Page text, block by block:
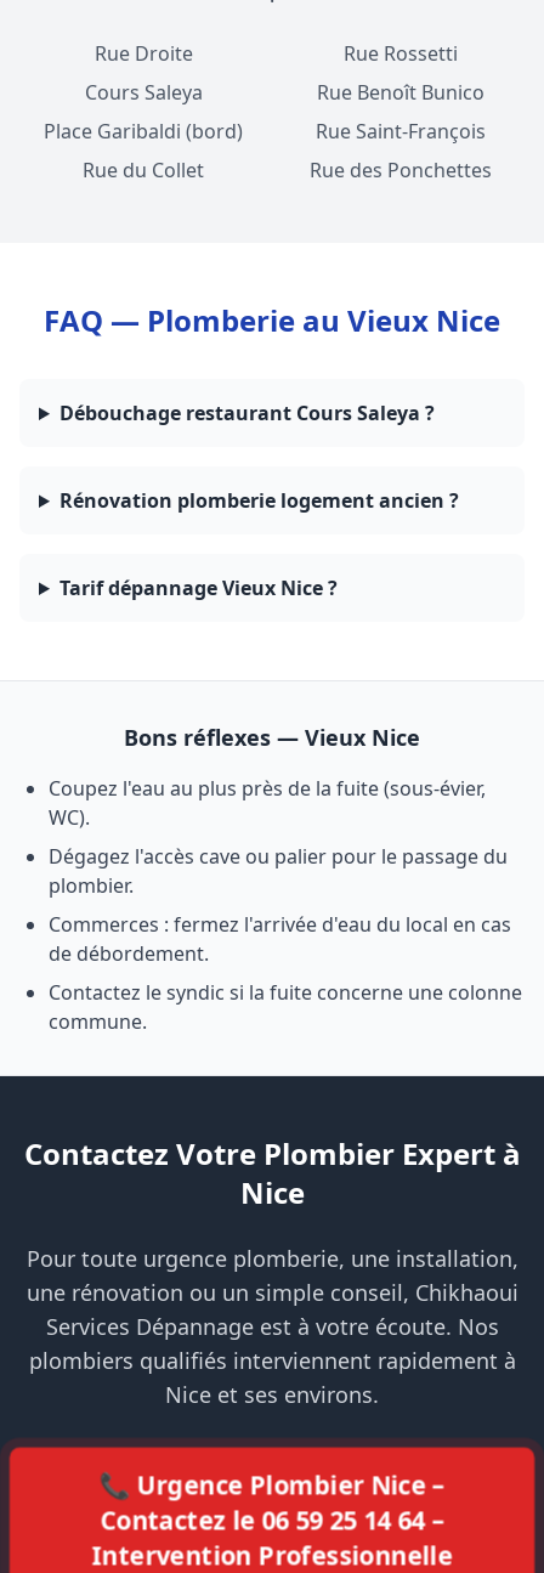
Rue Droite
Rue Rossetti
Cours Saleya
Rue Benoît Bunico
Place Garibaldi (bord)
Rue Saint-François
Rue du Collet
Rue des Ponchettes
FAQ — Plomberie au Vieux Nice
Débouchage restaurant Cours Saleya ?
Rénovation plomberie logement ancien ?
Tarif dépannage Vieux Nice ?
Bons réflexes — Vieux Nice
Coupez l'eau au plus près de la fuite (sous-évier,
WC).
Dégagez l'accès cave ou palier pour le passage du
plombier.
Commerces : fermez l'arrivée d'eau du local en cas
de débordement.
Contactez le syndic si la fuite concerne une colonne
commune.
Contactez Votre Plombier Expert à
Nice
Pour toute urgence plomberie, une installation,
une rénovation ou un simple conseil, Chikhaoui
Services Dépannage est à votre écoute. Nos
plombiers qualifiés interviennent rapidement à
Nice et ses environs.
📞 Urgence Plombier Nice –
Contactez le 06 59 25 14 64 –
Intervention Professionnelle